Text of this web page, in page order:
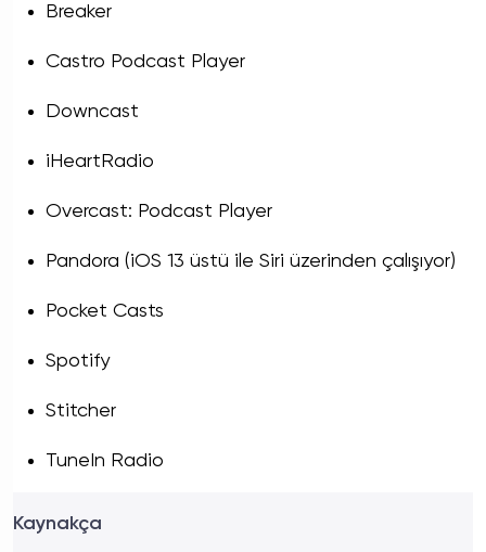
Breaker
Castro Podcast Player
Downcast
iHeartRadio
Overcast: Podcast Player
Pandora (iOS 13 üstü ile Siri üzerinden çalışıyor)
Pocket Casts
Spotify
Stitcher
TuneIn Radio
Kaynakça